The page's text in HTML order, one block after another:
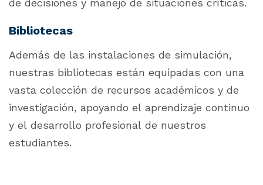
de decisiones y manejo de situaciones críticas.
Bibliotecas
Además de las instalaciones de simulación,
nuestras bibliotecas están equipadas con una
vasta colección de recursos académicos y de
investigación, apoyando el aprendizaje continuo
y el desarrollo profesional de nuestros
estudiantes.